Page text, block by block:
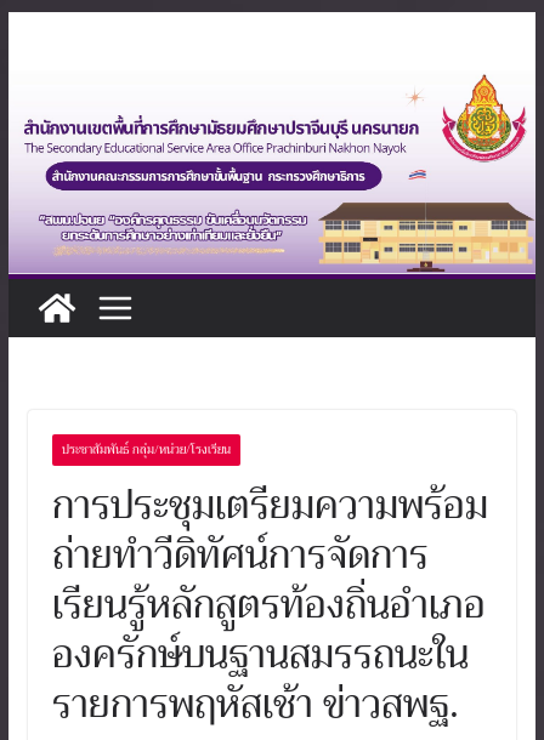
ประชาสัมพันธ์ กลุ่ม/หน่วย/โรงเรียน
การประชุมเตรียมความพร้อม
ถ่ายทำวีดิทัศน์การจัดการ
เรียนรู้หลักสูตรท้องถิ่นอำเภอ
องครักษ์บนฐานสมรรถนะใน
รายการพฤหัสเช้า ข่าวสพฐ.